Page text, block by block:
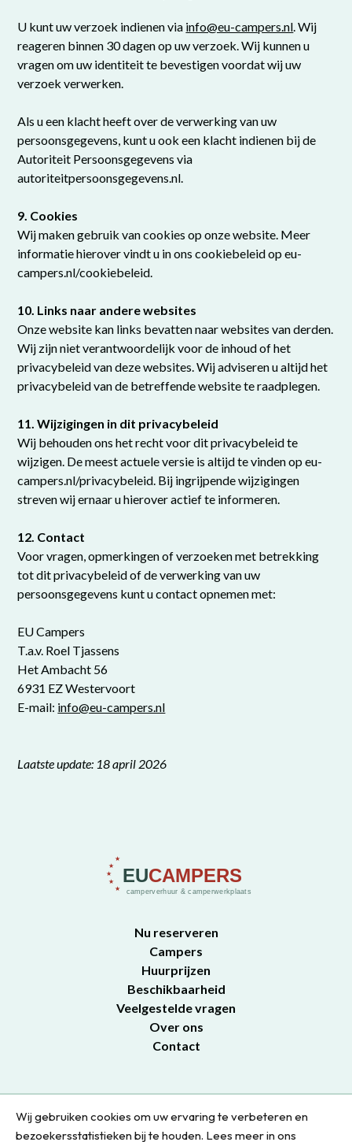
U kunt uw verzoek indienen via info@eu-campers.nl. Wij
reageren binnen 30 dagen op uw verzoek. Wij kunnen u
vragen om uw identiteit te bevestigen voordat wij uw
verzoek verwerken.
Als u een klacht heeft over de verwerking van uw
persoonsgegevens, kunt u ook een klacht indienen bij de
Autoriteit Persoonsgegevens via
autoriteitpersoonsgegevens.nl.
9. Cookies
Wij maken gebruik van cookies op onze website. Meer
informatie hierover vindt u in ons cookiebeleid op eu-
campers.nl/cookiebeleid.
10. Links naar andere websites
Onze website kan links bevatten naar websites van derden.
Wij zijn niet verantwoordelijk voor de inhoud of het
privacybeleid van deze websites. Wij adviseren u altijd het
privacybeleid van de betreffende website te raadplegen.
11. Wijzigingen in dit privacybeleid
Wij behouden ons het recht voor dit privacybeleid te
wijzigen. De meest actuele versie is altijd te vinden op eu-
campers.nl/privacybeleid. Bij ingrijpende wijzigingen
streven wij ernaar u hierover actief te informeren.
12. Contact
Voor vragen, opmerkingen of verzoeken met betrekking
tot dit privacybeleid of de verwerking van uw
persoonsgegevens kunt u contact opnemen met:
EU Campers
T.a.v. Roel Tjassens
Het Ambacht 56
6931 EZ Westervoort
E-mail: info@eu-campers.nl
Laatste update: 18 april 2026
Nu reserveren
Campers
Huurprijzen
Beschikbaarheid
Veelgestelde vragen
Over ons
Contact
Privacybeleid
Huurvoorwaarden
Wij gebruiken cookies om uw ervaring te verbeteren en
bezoekersstatistieken bij te houden. Lees meer in ons